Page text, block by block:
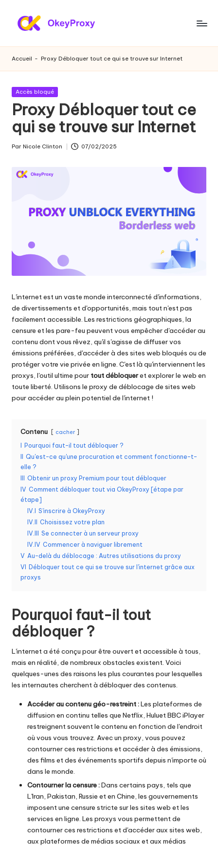
P
r
o
xi
e
s
r
si
ti
ls
p
o
u
r
t
o
u
o
b
e
in
E
s
s
a
i
g
résidentiels
puissants,
à
propos
l'essai
web,
proxy,
l'extraction
données
web
et
plus
encore.
Accueil - Proxy Débloquer tout ce qui se trouve sur Internet
Publié
Accès bloqué
Proxy Débloquer tout ce
qui se trouve sur Internet
Par Nicole Clinton 07/02/2025
L'internet est un vaste monde interconnecté d'informations,
de divertissements et d'opportunités, mais tout n'est pas
facilement accessible. Les restrictions géographiques, la
censure et les pare-feu peuvent vous empêcher d'accéder au
contenu dont vous rêvez, qu'il s'agisse de diffuser vos
émissions préférées, d'accéder à des sites web bloqués ou de
protéger votre vie privée en ligne. C'est là qu'interviennent les
proxys, l'outil ultime pour tout débloqueret explorer le web en
toute liberté. Utilisons le proxy de déblocage de sites web
pour accéder au plein potentiel de l'internet !
Contenu cacher
I Pourquoi faut-il tout débloquer ?
II Qu'est-ce qu'une procuration et comment fonctionne-t-
elle ?
III Obtenir un proxy Premium pour tout débloquer
IV Comment débloquer tout via OkeyProxy [étape par
étape]
IV.I S'inscrire à OkeyProxy
IV.II Choisissez votre plan
IV.III Se connecter à un serveur proxy
IV.IV Commencer à naviguer librement
V Au-delà du déblocage : Autres utilisations du proxy
VI Débloquer tout ce qui se trouve sur l'internet grâce aux
proxys
Pourquoi faut-il tout
débloquer ?
L'internet a été conçu pour être ouvert et accessible à tous,
mais en réalité, de nombreux obstacles existent. Voici
quelques-unes des raisons les plus courantes pour lesquelles
les internautes cherchent à débloquer des contenus.
Accéder au contenu géo-restreint :Les plateformes de
diffusion en continu telles que Netflix, HuluetBBC iPlayer
restreignent souvent le contenu en fonction de l'endroit
où vous vous trouvez. Avec un proxy, vous pouvez
contourner ces restrictions et accéder à des émissions,
des films et des événements sportifs depuis n'importe où
dans le monde.
Contourner la censure :Dans certains pays, tels que
L'Iran, Pakistan, Russie et en Chine, les gouvernements
imposent une censure stricte sur les sites web et les
services en ligne. Les proxys vous permettent de
contourner ces restrictions et d'accéder aux sites web,
aux plateformes de médias sociaux et aux médias